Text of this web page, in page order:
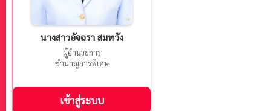
นางสาวอัจฉรา สมหวัง
ผู้อำนวยการ
ชำนาญการพิเศษ
เข้าสู่ระบบ